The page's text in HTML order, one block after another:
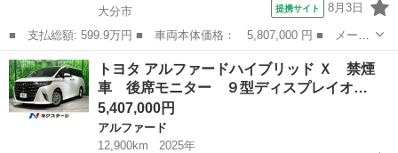
大分市
提携サイト 8月3日
■ 支払総額: 599.9万円 ■ 車両本体価格： 5,807,000 円 ■ メーカ
ー名： トヨタ ■ 車種名： アルファード ■ グレード名： Ｚ
禁煙車 ツインムーンルーフ 純正１４インチナビ 後席モニター
全周囲カ...
大分 大分市 アルファード
トヨタ アルファードハイブリッド Ｘ 禁煙
車 後席モニター ９型ディスプレイオ…
5,407,000円
アルファード
12,900km
2025年